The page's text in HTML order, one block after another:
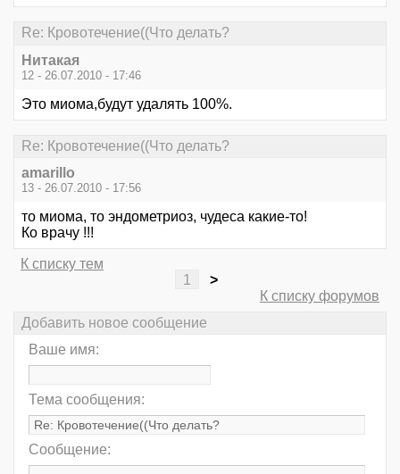
Re: Кровотечение((Что делать?
Нитакая
12 - 26.07.2010 - 17:46
Это миома,будут удалять 100%.
Re: Кровотечение((Что делать?
amarillo
13 - 26.07.2010 - 17:56
то миома, то эндометриоз, чудеса какие-то!
Ко врачу !!!
К списку тем
1
>
К списку форумов
Добавить новое сообщение
Ваше имя:
Тема сообщения:
Сообщение: